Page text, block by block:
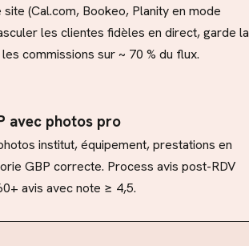
(Cal.com, Bookeo, Planity en mode
les clientes fidèles en direct, garde la
commissions sur ~ 70 % du flux.
avec photos pro
institut, équipement, prestations en
GBP correcte. Process avis post-RDV
avis avec note ≥ 4,5.